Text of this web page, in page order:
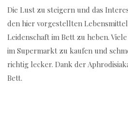
Die Lust zu steigern und das
den hier vorgestellten
Leidenschaft im Bett zu heben.
im Supermarkt zu kaufen und
richtig lecker. Dank der
Bett.